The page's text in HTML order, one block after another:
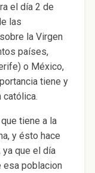
el día 2 de
las
la Virgen
países,
o México,
tiene y
católica.
tiene a la
y ésto hace
que el día
poblacion